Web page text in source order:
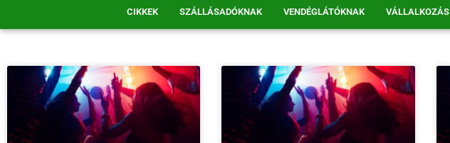
CIKKEK SZÁLLÁSADÓKNAK VENDÉGLÁTÓKNAK VÁLLALKOZÁS